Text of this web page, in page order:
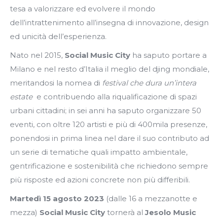
tesa a valorizzare ed evolvere il mondo
dell’intrattenimento all’insegna di innovazione, design
ed unicità dell’esperienza.
Nato nel 2015, Social Music City ha saputo portare a
Milano e nel resto d’Italia il meglio del djing mondiale,
meritandosi la nomea di festival che dura un’intera
estatee contribuendo alla riqualificazione di spazi
urbani cittadini; in sei anni ha saputo organizzare 50
eventi, con oltre 120 artisti e più di 400mila presenze,
ponendosi in prima linea nel dare il suo contributo ad
un serie di tematiche quali impatto ambientale,
gentrificazione e sostenibilità che richiedono sempre
più risposte ed azioni concrete non più differibili.
Martedì 15 agosto 2023 (dalle 16 a mezzanotte e
mezza) Social Music City tornerà alJesolo Music